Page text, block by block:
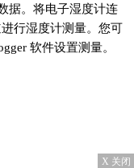
据。将电子湿度计连
行湿度计测量。您可
软件设置测量。
X 关闭